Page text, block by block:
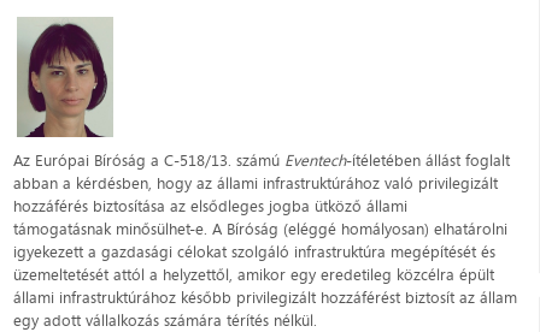
Az Európai Bíróság a C-518/13. számú Eventech-ítéletében állást foglalt
abban a kérdésben, hogy az állami infrastruktúrához való privilegizált
hozzáférés biztosítása az elsődleges jogba ütköző állami
támogatásnak minősülhet-e. A Bíróság (eléggé homályosan) elhatárolni
igyekezett a gazdasági célokat szolgáló infrastruktúra megépítését és
üzemeltetését attól a helyzettől, amikor egy eredetileg közcélra épült
állami infrastruktúrához később privilegizált hozzáférést biztosít az állam
egy adott vállalkozás számára térítés nélkül.